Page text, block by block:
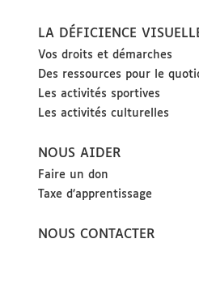
LA DÉFICIENCE
Vos droits et démarches
Des ressources pour le
Les activités sportives
Les activités culturelles
NOUS AIDER
Faire un don
Taxe d’apprentissage
NOUS CONTACTER